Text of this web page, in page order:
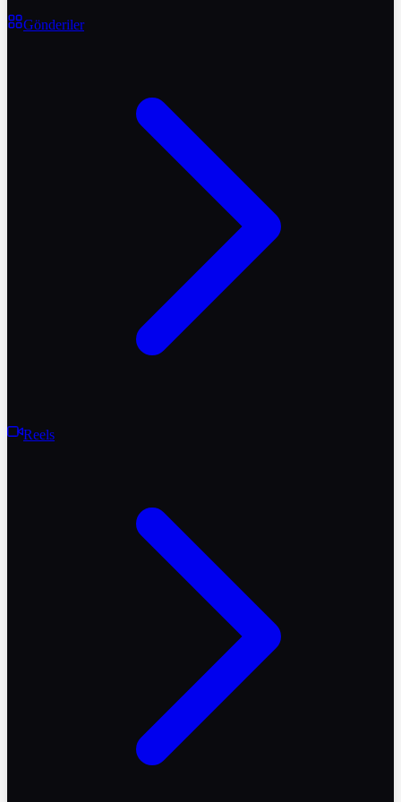
Gönderiler
Reels